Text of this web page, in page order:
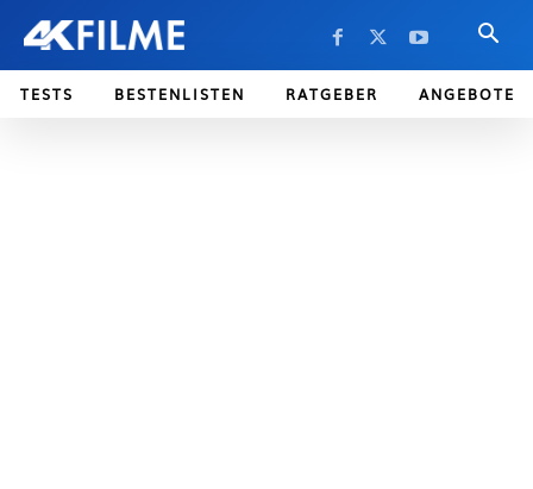
TESTS BESTENLISTEN RATGEBER ANGEBOTE